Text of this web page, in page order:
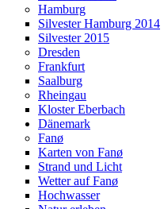
Hamburg
Silvester Hamburg 2014
Silvester 2015
Dresden
Frankfurt
Saalburg
Rheingau
Kloster Eberbach
Dänemark
Fanø
Karten von Fanø
Strand und Licht
Wetter auf Fanø
Hochwasser